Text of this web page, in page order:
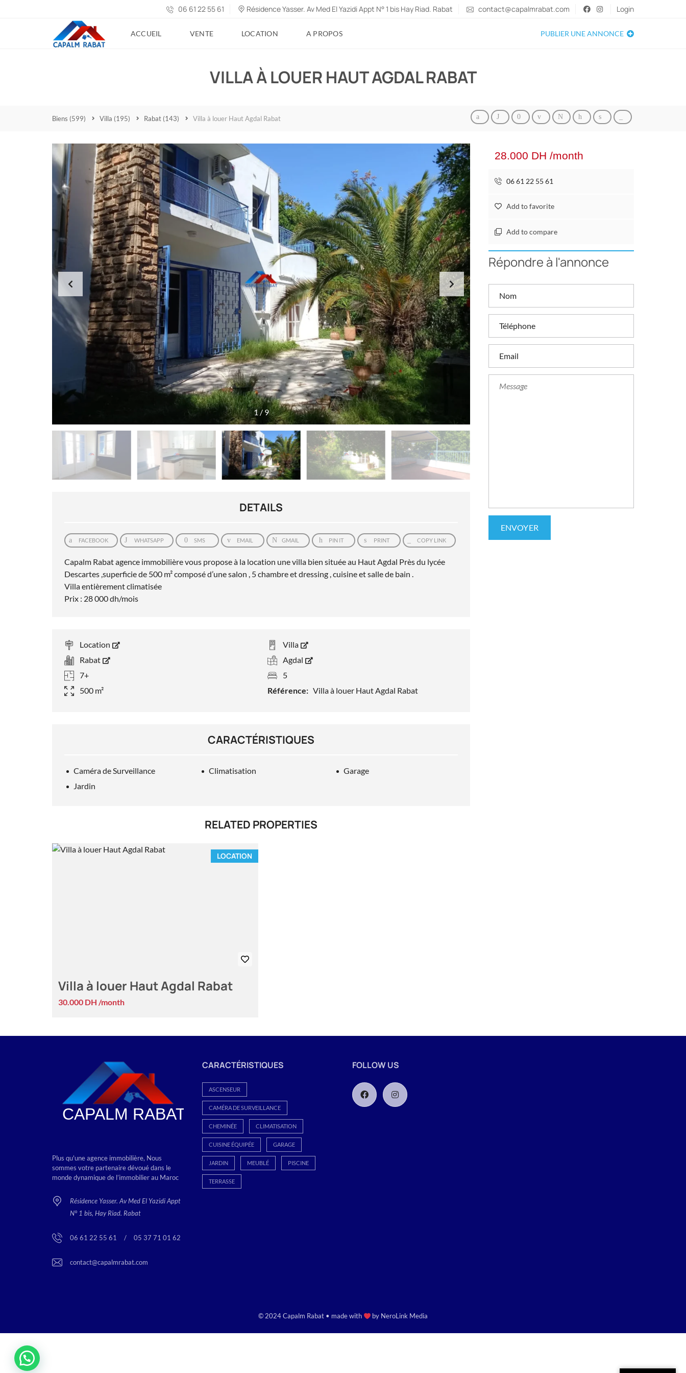
06 61 22 55 61 Résidence Yasser. Av Med El Yazidi Appt N° 1 bis Hay Riad. Rabat contact@capalmrabat.com Login
ACCUEIL VENTE LOCATION A PROPOS PUBLIER UNE ANNONCE
VILLA À LOUER HAUT AGDAL RABAT
Biens (599) Villa (195) Rabat (143) Villa à louer Haut Agdal Rabat
1/ 9
DETAILS
FACEBOOK WHATSAPP SMS EMAIL GMAIL PIN IT PRINT COPY LINK
Capalm Rabat agence immobilière vous propose à la location une villa bien située au Haut Agdal Près du lycée
Descartes ,superficie de 500 m² composé d’une salon , 5 chambre et dressing , cuisine et salle de bain .
Villa entièrement climatisée
Prix : 28 000 dh/mois
Location
Villa
Rabat
Agdal
7+
5
500 m²
Référence: Villa à louer Haut Agdal Rabat
CARACTÉRISTIQUES
Caméra de Surveillance Climatisation
Garage
Jardin
RELATED PROPERTIES
LOCATION
Villa à louer Haut Agdal Rabat
30.000 DH /month
28.000 DH /month
06 61 22 55 61
Add to favorite
Add to compare
Répondre à l'annonce
Plus qu'une agence immobilière, Nous
sommes votre partenaire dévoué dans le
monde dynamique de l’immobilier au Maroc
Résidence Yasser. Av Med El Yazidi Appt
N° 1 bis, Hay Riad. Rabat
06 61 22 55 61 / 05 37 71 01 62
contact@capalmrabat.com
CARACTÉRISTIQUES
ASCENSEUR
CAMÉRA DE SURVEILLANCE
CHEMINÉE CLIMATISATION
CUISINE ÉQUIPÉE GARAGE
JARDIN MEUBLÉ PISCINE
TERRASSE
FOLLOW US
© 2024 Capalm Rabat • made with by NeroLink Media